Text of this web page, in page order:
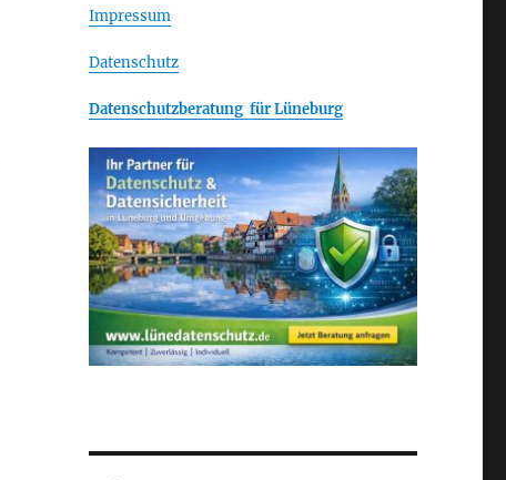
Impressum
Datenschutz
Datenschutzberatung für Lüneburg